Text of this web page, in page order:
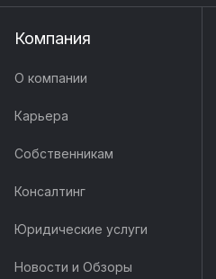
Компания
О компании
Карьера
Собственникам
Консалтинг
Юридические услуги
Новости и Обзоры